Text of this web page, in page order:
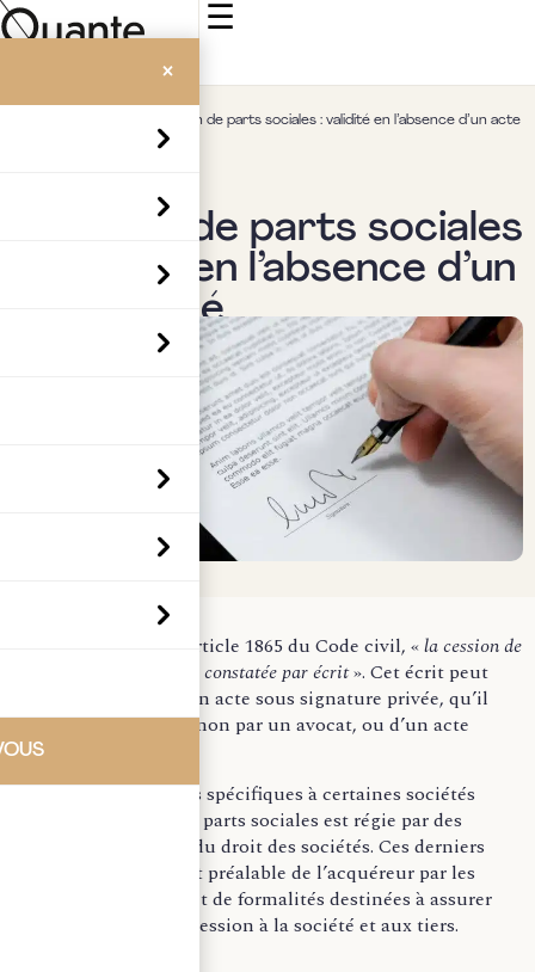
☰
×
Cession de parts sociales : validité en l’absence d’un acte
Actualités & veille
Cession de parts sociales
: validité en l’absence d’un
acte signé
Conformément à l’article 1865 du Code civil, «la cession de
parts sociales doit être constatée par écrit». Cet écrit peut
prendre la forme d’un acte sous signature privée, qu’il
soit contresigné ou non par un avocat, ou d’un acte
notarié.
En dehors des règles spécifiques à certaines sociétés
civiles, la cession de parts sociales est régie par des
principes généraux du droit des sociétés. Ces derniers
imposent l’agrément préalable de l’acquéreur par les
associés, et le respect de formalités destinées à assurer
l’opposabilité de la cession à la société et aux tiers.